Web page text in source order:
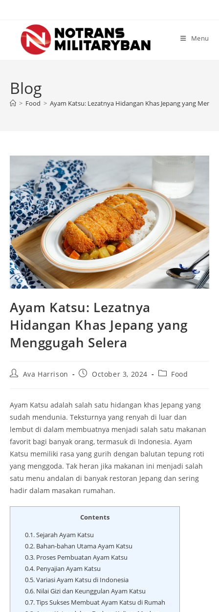
content
Menu
Blog
> Food > Ayam Katsu: Lezatnya Hidangan Khas Jepang yang
Ayam Katsu: Lezatnya
Hidangan Khas Jepang yang
Menggugah Selera
PostAva Harrison
PostOctober 3, 2024
PostFood
Ayam Katsu adalah salah satu hidangan khas Jepang yang
sudah mendunia. Teksturnya yang renyah di luar dan
lembut di dalam membuatnya menjadi salah satu makanan
favorit bagi banyak orang, termasuk di Indonesia. Ayam
Katsu memiliki rasa yang gurih dengan balutan tepung roti
yang menggoda. Tak heran jika makanan ini menjadi salah
satu menu andalan di banyak restoran Jepang dan sering
hadir dalam masakan rumahan.
Contents
0.1.Sejarah Ayam Katsu
0.2.Bahan-bahan Utama Ayam Katsu
0.3.Proses Pembuatan Ayam Katsu
0.4.Penyajian Ayam Katsu
0.5.Variasi Ayam Katsu di Indonesia
0.6.Nilai Gizi dan Keunggulan Ayam Katsu
0.7.Tips Sukses Membuat Ayam Katsu di Rumah